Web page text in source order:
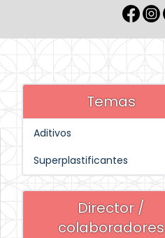
Temas
Aditivos
Superplastificantes
Director /
colaboradores